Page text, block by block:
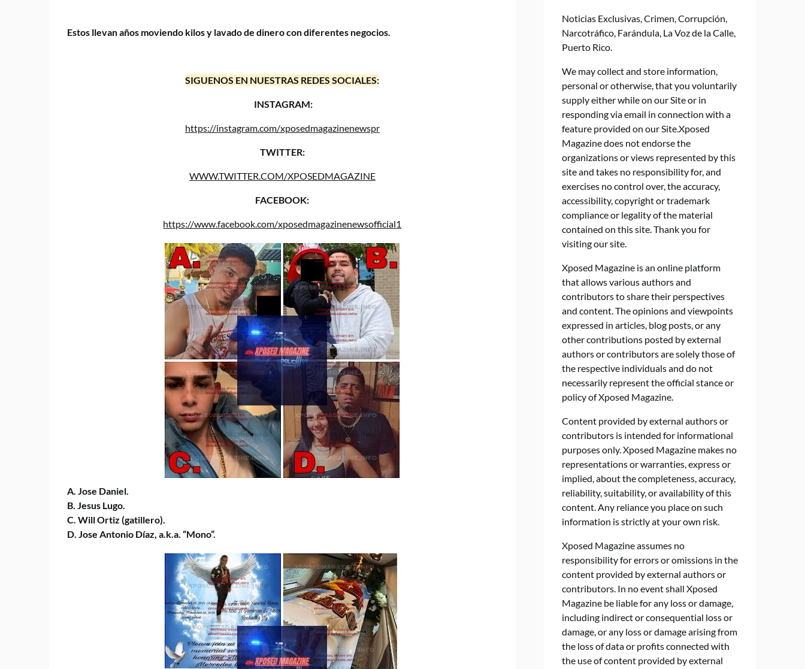
Estos llevan años moviendo kilos y lavado de dinero con diferentes negocios.
SIGUENOS EN NUESTRAS REDES SOCIALES:
INSTAGRAM:
https://instagram.com/xposedmagazinenewspr
TWITTER:
WWW.TWITTER.COM/XPOSEDMAGAZINE
FACEBOOK:
https://www.facebook.com/xposedmagazinenewsofficial1
A. Jose Daniel.
B. Jesus Lugo.
C. Will Ortiz (gatillero).
D. Jose Antonio Díaz, a.k.a. “Mono”.
Noticias Exclusivas, Crimen, Corrupción,
Narcotráfico, Farándula, La Voz de la Calle,
Puerto Rico.
We may collect and store information,
personal or otherwise, that you voluntarily
supply either while on our Site or in
responding via email in connection with a
feature provided on our Site.Xposed
Magazine does not endorse the
organizations or views represented by this
site and takes no responsibility for, and
exercises no control over, the accuracy,
accessibility, copyright or trademark
compliance or legality of the material
contained on this site. Thank you for
visiting our site.
Xposed Magazine is an online platform
that allows various authors and
contributors to share their perspectives
and content. The opinions and viewpoints
expressed in articles, blog posts, or any
other contributions posted by external
authors or contributors are solely those of
the respective individuals and do not
necessarily represent the official stance or
policy of Xposed Magazine.
Content provided by external authors or
contributors is intended for informational
purposes only. Xposed Magazine makes no
representations or warranties, express or
implied, about the completeness, accuracy,
reliability, suitability, or availability of this
content. Any reliance you place on such
information is strictly at your own risk.
Xposed Magazine assumes no
responsibility for errors or omissions in the
content provided by external authors or
contributors. In no event shall Xposed
Magazine be liable for any loss or damage,
including indirect or consequential loss or
damage, or any loss or damage arising from
the loss of data or profits connected with
the use of content provided by external